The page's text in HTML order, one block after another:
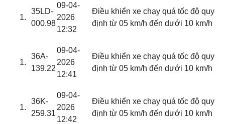
35LD-
000.98
09-04-
2026
12:32
Điều khiển xe chạy quá tốc độ quy
định từ 05 km/h đến dưới 10 km/h
36A-
139.22
09-04-
2026
12:41
Điều khiển xe chạy quá tốc độ quy
định từ 05 km/h đến dưới 10 km/h
36K-
259.31
09-04-
2026
12:42
Điều khiển xe chạy quá tốc độ quy
định từ 05 km/h đến dưới 10 km/h